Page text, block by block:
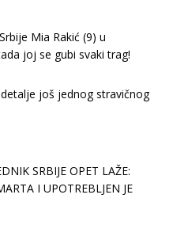
Mia Rakić (9) u
joj se gubi svaki trag!
još jednog stravičnog
SRBIJE OPET LAŽE:
I UPOTREBLJEN JE